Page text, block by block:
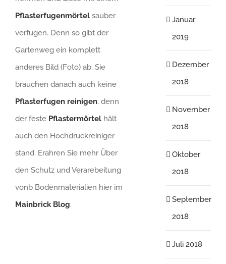
Pflasterfugenmörtel sauber
verfugen. Denn so gibt der
Gartenweg ein komplett
anderes Bild (Foto) ab. Sie
brauchen danach auch keine
Pflasterfugen reinigen, denn
der feste Pflastermörtel hält
auch den Hochdruckreiniger
stand. Erahren Sie mehr Über
den Schutz und Verarebeitung
vonb Bodenmaterialien hier im
Mainbrick Blog.
Januar
2019
Dezember
2018
November
2018
Oktober
2018
September
2018
Juli 2018